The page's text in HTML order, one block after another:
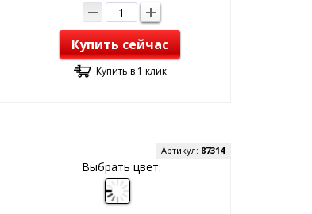
Купить сейчас
Купить в 1 клик
Артикул: 87314
Выбрать цвет: